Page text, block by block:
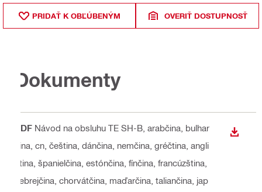
PRIDAŤ K OBĽÚBENÝM OVERIŤ DOSTUPNOSŤ
Dokumenty
PDF Návod na obsluhu TE SH-B , arabčina, bulhar
čina, cn, čeština, dánčina, nemčina, gréčtina, angli
čtina, španielčina, estónčina, fínčina, francúzština,
hebrejčina, chorvátčina, maďarčina, taliančina, jap